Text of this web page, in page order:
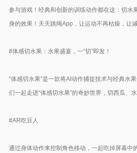
参与游戏！经典和创新的训练动作都在这：切水
身的效果！天天跳绳App，让运动不再枯燥，让
#体感切水果：水果盛宴，一“切”即发！
“体感切水果”是一款将AI动作捕捉技术与经典水
们一起走进“体感切水果”的奇妙世界，切西瓜
#AR吃豆人
通过身体动作来控制角色移动，一起吃掉屏幕中